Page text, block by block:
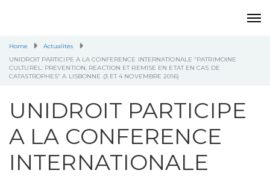
Home
Actualités
UNIDROIT PARTICIPE A LA CONFERENCE INTERNATIONALE “PATRIMOINE
CULTUREL: PREVENTION, REACTION ET REMISE EN ETAT EN CAS DE
CATASTROPHES” A LISBONNE (3 ET 4 NOVEMBRE 2016)
UNIDROIT PARTICIPE
A LA CONFERENCE
INTERNATIONALE